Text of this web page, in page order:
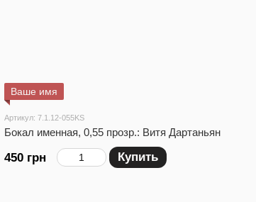
Ваше имя
Артикул: 7.1.12-055KS
Бокал именная, 0,55 прозр.: Витя Дартаньян
450 грн Купить